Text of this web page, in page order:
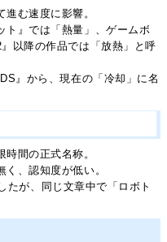
む速度に影響。
ト』では「熱量」、ゲームボ
以降の作品では「放熱」と呼
』から、現在の「冷却」に名
間の正式名称。
、認知度が低い。
たが、同じ文章中で「ロボト